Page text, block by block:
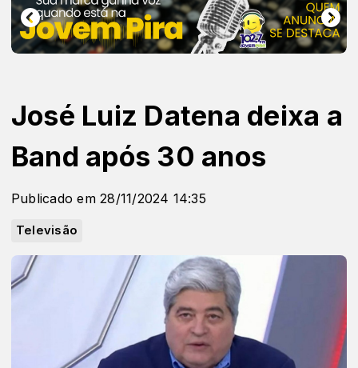
José Luiz Datena deixa a
Band após 30 anos
Publicado em 28/11/2024 14:35
Televisão